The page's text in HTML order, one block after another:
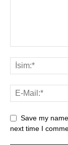
Save my
next time I